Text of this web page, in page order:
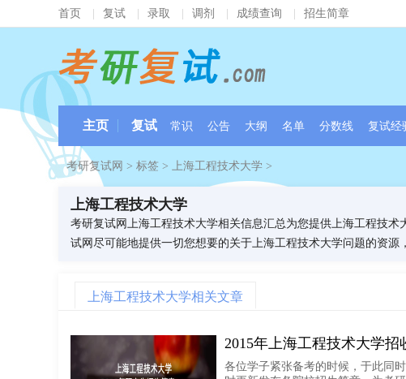
首页 复试 录取 调剂 成绩查询 招生简章
主页 复试 常识 公告 大纲 名单 分数线 复试经
考研复试网 > 标签 > 上海工程技术大学 >
上海工程技术大学
考研复试网上海工程技术大学相关信息汇总为您提供上海工程技
试网尽可能地提供一切您想要的关于上海工程技术大学问题的资源
上海工程技术大学相关文章
2015年上海工程技术大学
各位学子紧张备考的时候，于此同